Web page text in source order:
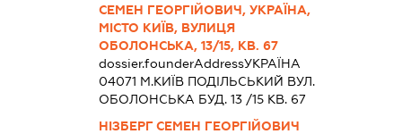
СЕМЕН ГЕОРГІЙОВИЧ, УКРАЇНА,
МІСТО КИЇВ, ВУЛИЦЯ
ОБОЛОНСЬКА, 13/15, КВ. 67
dossier.founderAddressУКРАЇНА
04071 М.КИЇВ ПОДІЛЬСЬКИЙ ВУЛ.
ОБОЛОНСЬКА БУД. 13 /15 КВ. 67
НІЗБЕРГ СЕМЕН ГЕОРГІЙОВИЧ